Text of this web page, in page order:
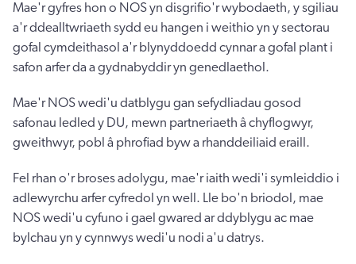
Mae'r gyfres hon o NOS yn disgrifio'r wybodaeth, y sgiliau
a'r ddealltwriaeth sydd eu hangen i weithio yn y sectorau
gofal cymdeithasol a'r blynyddoedd cynnar a gofal plant i
safon arfer da a gydnabyddir yn genedlaethol.
Mae'r NOS wedi'u datblygu gan sefydliadau gosod
safonau ledled y DU, mewn partneriaeth â chyflogwyr,
gweithwyr, pobl â phrofiad byw a rhanddeiliaid eraill.
Fel rhan o'r broses adolygu, mae'r iaith wedi'i symleiddio i
adlewyrchu arfer cyfredol yn well. Lle bo'n briodol, mae
NOS wedi'u cyfuno i gael gwared ar ddyblygu ac mae
bylchau yn y cynnwys wedi'u nodi a'u datrys.